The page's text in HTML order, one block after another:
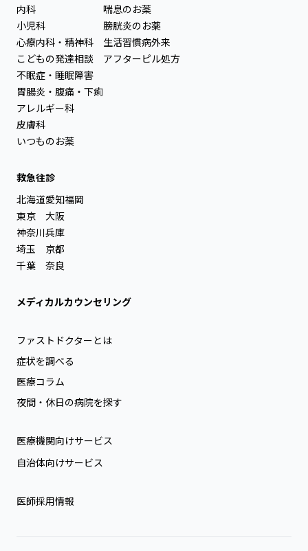
内科
小児科
心療内科・精神科
こどもの発達相談
不眠症・睡眠障害
胃腸炎・腹痛・下痢
アレルギー科
皮膚科
いつものお薬
喘息のお薬
膀胱炎のお薬
生活習慣病外来
アフターピル処方
救急往診
北海道
東京
神奈川
埼玉
千葉
愛知
大阪
兵庫
京都
奈良
福岡
メディカルカウンセリング
ファストドクターとは
症状を調べる
医療コラム
夜間・休日の病院を探す
医療機関向けサービス
自治体向けサービス
医師採用情報